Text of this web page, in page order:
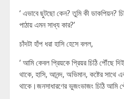
‘ এভাবে ছুটছো কেন? তুমি কী ডাকপিয়ন?
পাঠায় এমন সাধ্য কার?’
চাঁদটা হাঁপ ধরা হাসি হেসে বলল,
‘ আমি কেবল প্রিয়কে প্রিয়র চিঠি পৌঁছে
থাকে, হাসি, আনন্দ, অভিমান, কষ্টের সাথে
থাকে।জনসাধারণের ভুজংভাজং চিঠি আমি